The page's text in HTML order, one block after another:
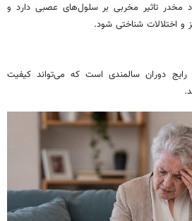
مخدر تاثیر مخربی بر سلول‌های عصبی دارد و
اختلالات شناختی شود.
دوران سالمندی است که می‌تواند کیفیت